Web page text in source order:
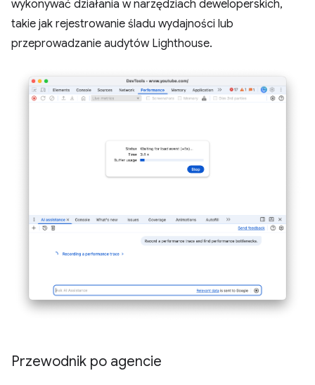
wykonywać działania w narzędziach deweloperskich,
takie jak rejestrowanie śladu wydajności lub
przeprowadzanie audytów Lighthouse.
Przewodnik po agencie